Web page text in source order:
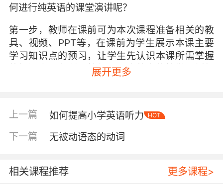
何进行纯英语的课堂演讲呢？
第一步，教师在课前可为本次课程准备相关的教
具、视频、PPT等，在课前为学生展示本课主要
学习知识点的预习，让学生先认识本课所需掌握
的知识点，有利于教师展开全英文的教学。例如
趣的内容，也可直接带一个苹果跟蚂蚁的玩偶。
再下载与之相关的英文儿歌。利用儿歌歌词简
单、慢速清晰、旋律欢快的特点来带动课堂的活
第二步，教师在课堂上可以利用丰富的肢体动作
展开更多
上一篇 如何提高小学英语听力 HOT
下一篇 无被动语态的动词
相关课程推荐 更多课程>